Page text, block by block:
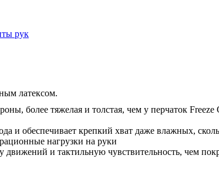
рук
латексом.
более тяжелая и толстая, чем у перчаток
и обеспечивает крепкий хват даже влажных,
нагрузки на руки
и тактильную чувствительность, чем